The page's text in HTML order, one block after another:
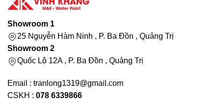
Showroom 1
25 Nguyễn Hàm Ninh , P. Ba Đồn , Quảng Trị
Showroom 2
Quốc Lộ 12A , P. Ba Đồn , Quảng Trị
Email : tranlong1319@gmail.com
CSKH : 078 6339866